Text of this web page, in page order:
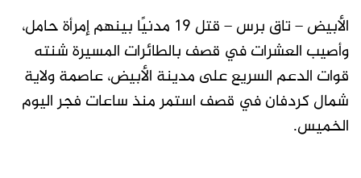
الأبيض – تاق برس – قتل 19 مدنيًا بينهم إمرأة حامل،
وأصيب العشرات في قصف بالطائرات المسيرة شنته
قوات الدعم السريع على مدينة الأبيض، عاصمة ولاية
شمال كردفان في قصف استمر منذ ساعات فجر اليوم
الخميس.